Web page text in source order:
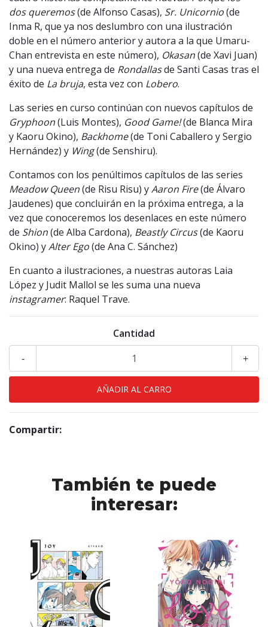
dos queremos(de Alfonso Casas), Sr. Unicornio(de
Inma R, que ya nos deslumbro con una ilustración
doble en el número anterior y autora a la que Umaru-
Chan entrevista en este número), Okasan(de Xavi Juan)
y una nueva entrega de Rondallasde Santi Casas tras el
éxito de La bruja, esta vez con Lobero.
Las series en curso continúan con nuevos capítulos de
Gryphoon(Luis Montes), Good Game!(de Blanca Mira
y Kaoru Okino), Backhome(de Toni Caballero y Sergio
Hernández) y Wing(de Senshiru).
Contamos con los penúltimos capítulos de las series
Meadow Queen(de Risu Risu) yAaron Fire(de Álvaro
Jaudenes) que concluirán en la próxima entrega, a la
vez que conoceremos los desenlaces en este número
de Shion(de Alba Cardona), Beastly Circus(de Kaoru
Okino) yAlter Ego(de Ana C. Sánchez)
En cuanto a ilustraciones, a nuestras autoras Laia
López y Judit Mallol se les suma una nueva
instagramer: Raquel Trave.
Cantidad
+
-
Compartir:
También te puede
interesar: